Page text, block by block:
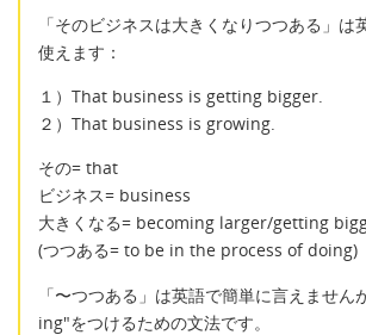
「そのビジネスは大きくなりつつある」は
使えます：
１）That business is getting bigger.
２）That business is growing.
その= that
ビジネス= business
大きくなる= becoming larger/getting
(つつある= to be in the process of doing)
「〜つつある」は英語で簡単に言えません
ing"をつけるための文法です。